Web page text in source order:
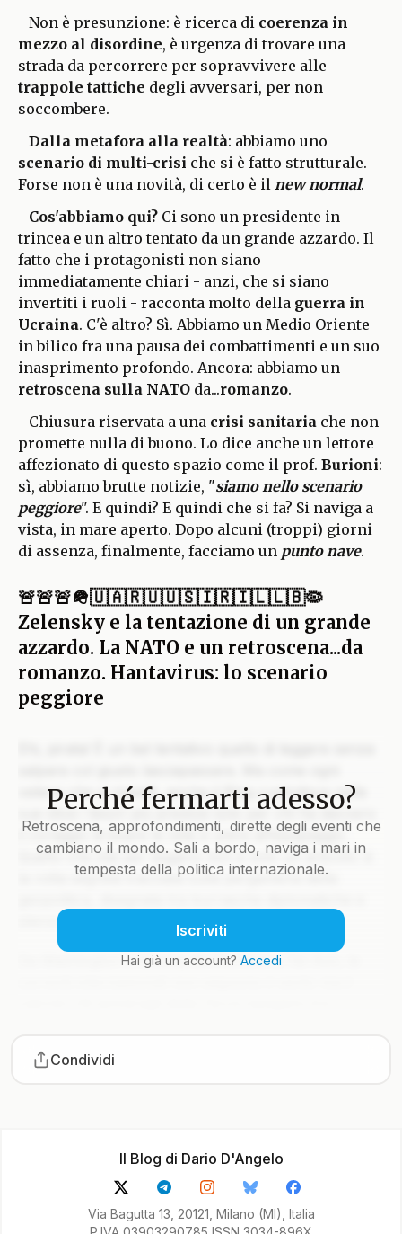
Non è presunzione: è ricerca di coerenza in
mezzo al disordine, è urgenza di trovare una
strada da percorrere per sopravvivere alle
trappole tattiche degli avversari, per non
soccombere.
Dalla metafora alla realtà: abbiamo uno
scenario di multi-crisi che si è fatto strutturale.
Forse non è una novità, di certo è il new normal.
Cos'abbiamo qui? Ci sono un presidente in
trincea e un altro tentato da un grande azzardo. Il
fatto che i protagonisti non siano
immediatamente chiari - anzi, che si siano
invertiti i ruoli - racconta molto della guerra in
Ucraina. C'è altro? Sì. Abbiamo un Medio Oriente
in bilico fra una pausa dei combattimenti e un suo
inasprimento profondo. Ancora: abbiamo un
retroscena sulla NATO da...romanzo.
Chiusura riservata a una crisi sanitaria che non
promette nulla di buono. Lo dice anche un lettore
affezionato di questo spazio come il prof. Burioni:
sì, abbiamo brutte notizie, "siamo nello scenario
peggiore". E quindi? E quindi che si fa? Si naviga a
vista, in mare aperto. Dopo alcuni (troppi) giorni
di assenza, finalmente, facciamo un punto nave.
🚨🚨🚨🪖🇺🇦🇷🇺🇺🇸🇮🇷🇮🇱🇱🇧🦠
Zelensky e la tentazione di un grande
azzardo. La NATO e un retroscena...da
romanzo. Hantavirus: lo scenario
peggiore
veliero che si rispetti, anche il Blog custodisce nelle
sue stive i tesori più preziosi solo per chi ha davvero
il coraggio di issare le vele e unirsi all’equipaggio.
Quello che stai per leggere non è solo un articolo: è
la rotta segreta tracciata sulla pergamena della
silenzi che parlano più di mille colpi di cannone.
Da Washington a Mosca, da Pechino a Tel Aviv, le
editoriale, non ci accontentiamo di tracciare una rotta
Ora tocca a te decidere se restare alla deriva o salire
a bordo. Il ponte è scivoloso, ma ogni parola che ti
aspetta sottocoperta vale il prezzo del biglietto.
Perché fermarti adesso?
Retroscena, approfondimenti, dirette degli eventi che
cambiano il mondo. Sali a bordo, naviga i mari in
tempesta della politica internazionale.
Iscriviti
Hai già un account? Accedi
Condividi
Il Blog di Dario D'Angelo
Via Bagutta 13, 20121, Milano (MI), Italia